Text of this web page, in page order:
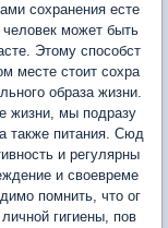
сохранения есте
человек может быть
Этому способст
месте стоит сохра
образа жизни.
жизни, мы подразу
также питания. Сюд
и регулярны
и своевреме
помнить, что ог
гигиены, пов